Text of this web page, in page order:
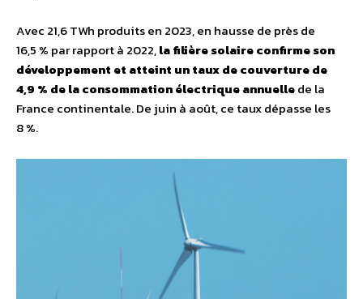
Avec 21,6 TWh produits en 2023, en hausse de près de
16,5 % par rapport à 2022,la filière solaire confirme son
développement et atteint un taux de couverture de
4,9 % de la consommation électrique annuellede la
France continentale. De juin à août, ce taux dépasse les
8 %.